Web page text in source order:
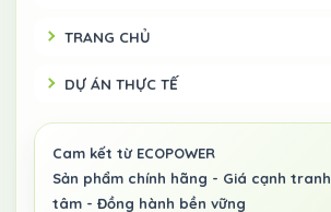
TRANG CHỦ
DỰ ÁN THỰC TẾ